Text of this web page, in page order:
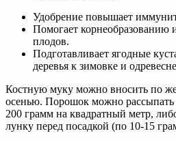
Удобрение повышает
Помогает корнеобразованию
плодов.
Подготавливает ягодные
деревья к зимовке и
Костную муку можно вносить по
осенью. Порошок можно рассыпать
200 грамм на квадратный метр,
лунку перед посадкой (по 10-15